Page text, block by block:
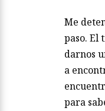
Me
paso. El
darnos
a
para